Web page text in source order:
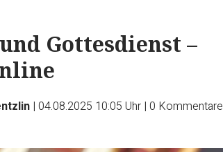
Gottesdienst –
| 04.08.2025 10:05 Uhr | 0 Kommentare